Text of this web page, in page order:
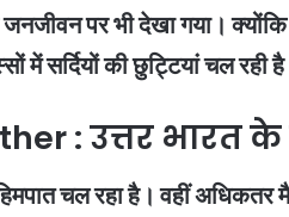
पर भी देखा गया। क्योंकि
में सर्दियों की छुट्टियां चल रही
: उत्तर भारत के
हिमपात चल रहा है। वहीं